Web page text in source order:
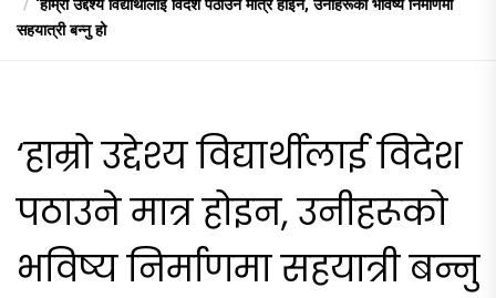
‘हाम्रो उद्देश्य विद्यार्थीलाई विदेश पठाउने मात्र होइन, उनीहरूको भविष्य निर्माणमा
सहयात्री बन्नु हो
‘हाम्रो उद्देश्य विद्यार्थीलाई विदेश
पठाउने मात्र होइन, उनीहरूको
भविष्य निर्माणमा सहयात्री बन्नु